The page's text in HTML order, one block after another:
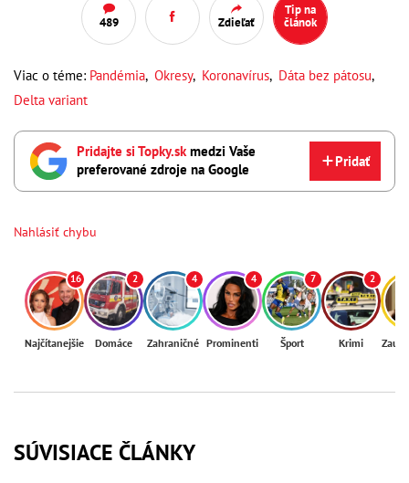
489 Zdieľať
Tip na
článok
Viac o téme: Pandémia, Okresy, Koronavírus, Dáta bez pátosu,
Delta variant
Pridajte si Topky.skmedzi Vaše
preferované zdroje na Google
Pridať
Nahlásiť chybu
16
Najčítanejšie
2
Domáce
4
Zahraničné
4
Prominenti
7
Šport
2
Krimi
SÚVISIACE ČLÁNKY